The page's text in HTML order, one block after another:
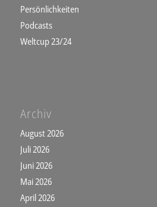
Persönlichkeiten
Podcasts
Weltcup 23/24
Archiv
August 2026
Juli 2026
Juni 2026
Mai 2026
April 2026